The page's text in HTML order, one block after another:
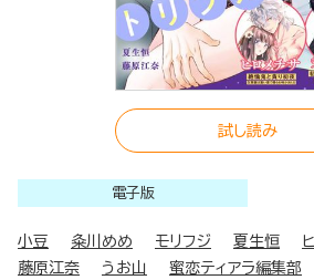
試し読み
電子版
小豆 粂川めめ モリフジ 夏生恒
藤原江奈
うお山 蜜恋ティアラ編集部